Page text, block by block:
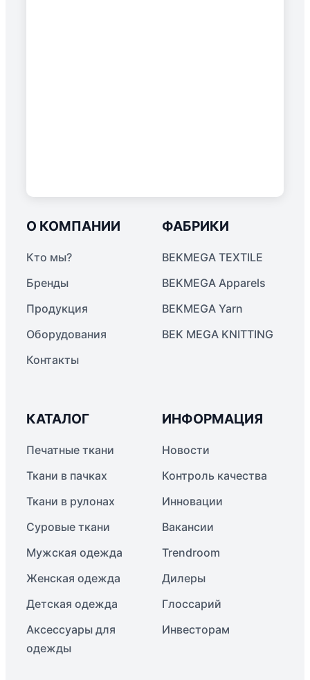
О КОМПАНИИ
Кто мы?
Бренды
Продукция
Оборудования
Контакты
ФАБРИКИ
BEKMEGA TEXTILE
BEKMEGA Apparels
BEKMEGA Yarn
BEK MEGA KNITTING
КАТАЛОГ
Печатные ткани
Ткани в пачках
Ткани в рулонах
Суровые ткани
Мужская одежда
Женская одежда
Детская одежда
Аксессуары для
одежды
ИНФОРМАЦИЯ
Новости
Контроль качества
Инновации
Вакансии
Trendroom
Дилеры
Глоссарий
Инвесторам